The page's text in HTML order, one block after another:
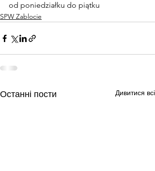
od poniedziałku do piątku
SPW Zablocie
Останні пости Дивитися всі